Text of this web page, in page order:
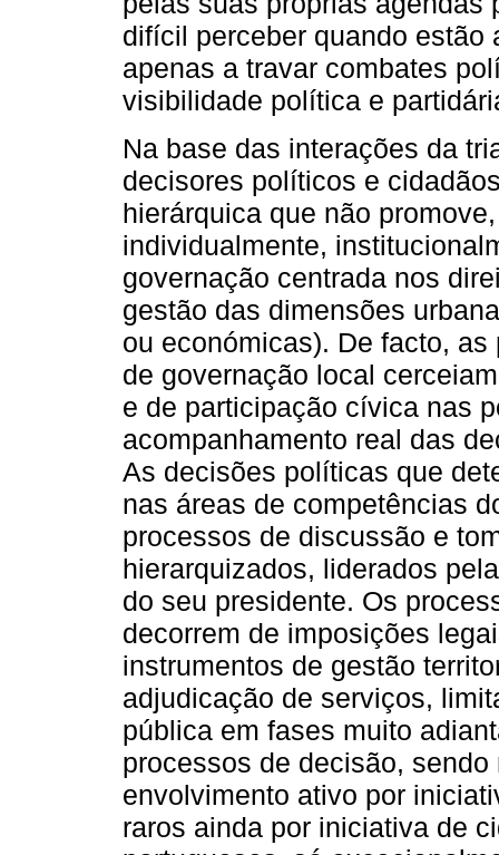
difícil perceber quando estão
apenas a travar combates
visibilidade política e
Na base das interações da
decisores políticos e
hierárquica que não
individualmente,
governação centrada nos
gestão das dimensões
ou económicas). De facto,
de governação local
e de participação cívica nas
acompanhamento real das
As decisões políticas que
nas áreas de competências
processos de discussão e
hierarquizados, liderados
do seu presidente. Os
decorrem de imposições
instrumentos de gestão
adjudicação de serviços,
pública em fases muito
processos de decisão,
envolvimento ativo por
raros ainda por iniciativa de